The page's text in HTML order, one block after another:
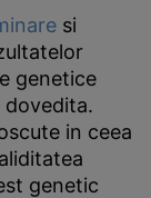
si
genetice
dovedita.
in ceea
genetic